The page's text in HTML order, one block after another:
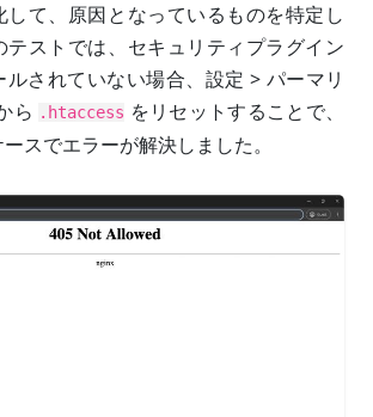
して、原因となっているものを特定し
テストでは、セキュリティプラグイン
ルされていない場合、設定 > パーマリ
ら .htaccess をリセットすることで、
スでエラーが解決しました。